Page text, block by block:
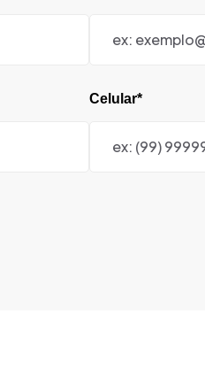
Celular*